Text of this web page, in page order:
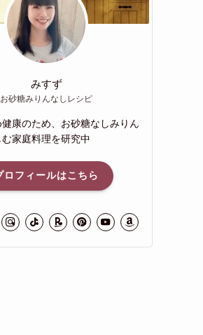
みすず
お砂糖みりんなしレシピ
康のため、お砂糖なしみりん
家庭料理を研究中
ロフィールはこちら